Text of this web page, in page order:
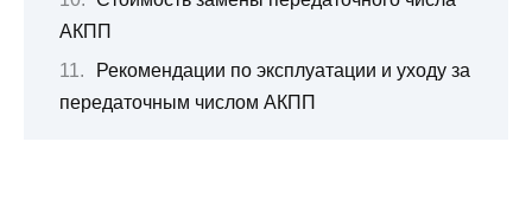
АКПП
Рекомендации по эксплуатации и уходу за
передаточным числом АКПП